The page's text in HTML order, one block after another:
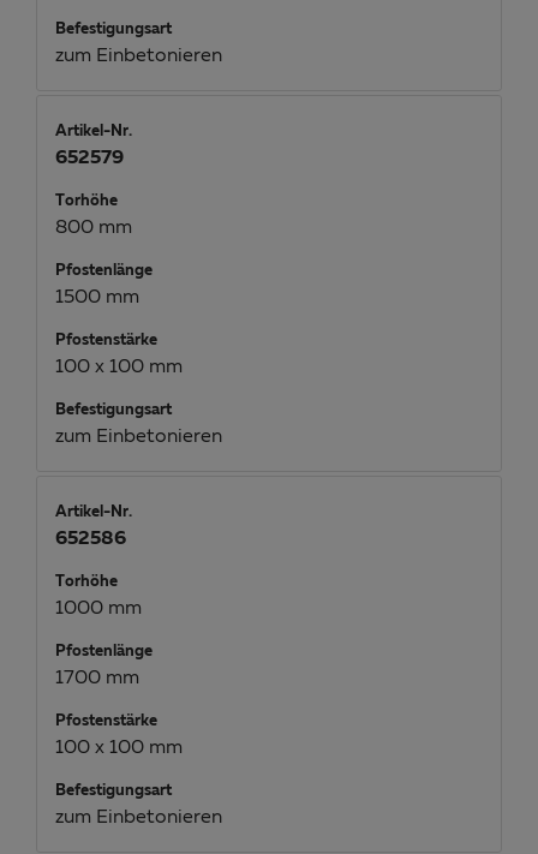
Befestigungsart
zum Einbetonieren
Artikel-Nr.
652579
Torhöhe
800 mm
Pfostenlänge
1500 mm
Pfostenstärke
100 x 100 mm
Befestigungsart
zum Einbetonieren
Artikel-Nr.
652586
Torhöhe
1000 mm
Pfostenlänge
1700 mm
Pfostenstärke
100 x 100 mm
Befestigungsart
zum Einbetonieren